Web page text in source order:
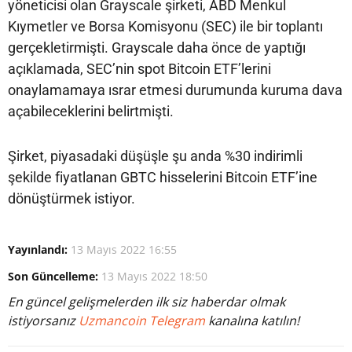
yöneticisi olan Grayscale şirketi, ABD Menkul
Kıymetler ve Borsa Komisyonu (SEC) ile bir toplantı
gerçekletirmişti. Grayscale daha önce de yaptığı
açıklamada, SEC’nin spot Bitcoin ETF’lerini
onaylamamaya ısrar etmesi durumunda kuruma dava
açabileceklerini belirtmişti.
Şirket, piyasadaki düşüşle şu anda %30 indirimli
şekilde fiyatlanan GBTC hisselerini Bitcoin ETF’ine
dönüştürmek istiyor.
Yayınlandı: 13 Mayıs 2022 16:55
Son Güncelleme: 13 Mayıs 2022 18:50
En güncel gelişmelerden ilk siz haberdar olmak
istiyorsanız Uzmancoin Telegram kanalına katılın!